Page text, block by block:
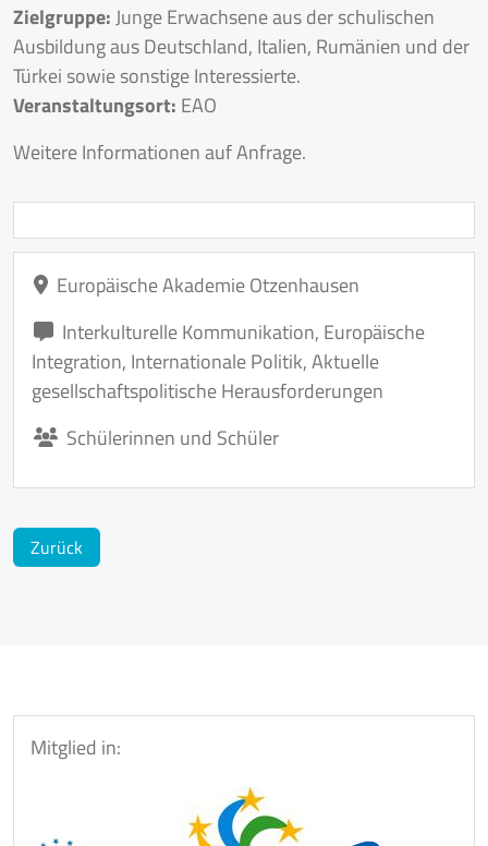
Zielgruppe:Junge Erwachsene aus der schulischen
Ausbildung aus Deutschland, Italien, Rumänien und der
Türkei sowie sonstige Interessierte.
Veranstaltungsort: EAO
Weitere Informationen auf Anfrage.
Europäische Akademie Otzenhausen
Interkulturelle Kommunikation, Europäische
Integration, Internationale Politik,Aktuelle
gesellschaftspolitische Herausforderungen
Schülerinnen und Schüler
Zurück
Mitglied in: